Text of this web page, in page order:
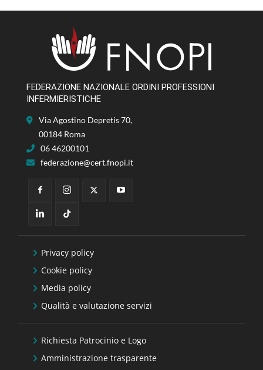
FEDERAZIONE NAZIONALE ORDINI PROFESSIONI
INFERMIERISTICHE
Via Agostino Depretis 70,
00184 Roma
06 46200101
federazione@cert.fnopi.it
Privacy policy
Cookie policy
Media policy
Qualità e valutazione servizi
Richiesta Patrocinio e Logo
Amministrazione trasparente